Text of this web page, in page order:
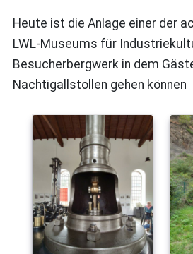
Heute ist die Anlage einer der
LWL-Museums für
Besucherbergwerk in dem
Nachtigallstollen gehen können